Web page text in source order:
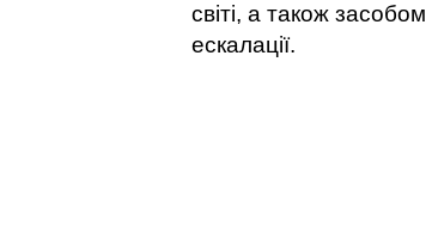
світі, а також
ескалації.